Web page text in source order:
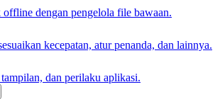
dengan pengelola file bawaan.
kecepatan, atur penanda, dan lainnya.
dan perilaku aplikasi.